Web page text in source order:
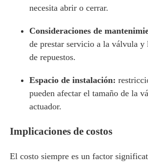
necesita abrir o cerrar.
Consideraciones de
de prestar servicio a la válvula
de repuestos.
Espacio de instalación:
pueden afectar el tamaño de la
actuador.
Implicaciones de costos
El costo siempre es un factor